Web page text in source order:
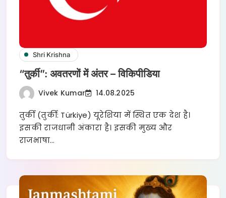
Shri Krishna
“तुर्की”: अवतरणों में अंतर – विकिपीडिया
Vivek Kumar 14.08.2025
तुर्की (तुर्की: Türkiye) यूरेशिया में स्थित एक देश है।
इसकी राजधानी अंकारा है। इसकी मुख्य और
राजभाषा…